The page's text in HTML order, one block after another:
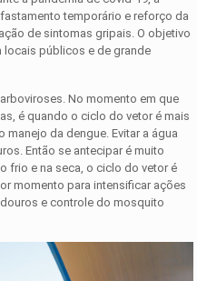
temporário e reforço da
de sintomas gripais. O objetivo
locais públicos e de grande
No momento em que
é quando o ciclo do vetor é mais
da dengue. Evitar a água
Então se antecipar é muito
frio e na seca, o ciclo do vetor é
momento para intensificar ações
e controle do mosquito